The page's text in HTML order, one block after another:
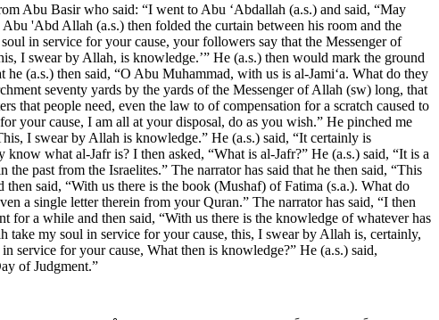
Abu Basir who said: “I went to Abu ‘Abdallah (a.s.) and said, “May
'Abd Allah (a.s.) then folded the curtain between his room and the
in service for your cause, your followers say that the Messenger of
I swear by Allah, is knowledge.’” He (a.s.) then would mark the ground
(a.s.) then said, “O Abu Muhammad, with us is al-Jami‘a. What do they
seventy yards by the yards of the Messenger of Allah (sw) long, that
people need, even the law to of compensation for a scratch caused to
your cause, I am all at your disposal, do as you wish.” He pinched me
I swear by Allah is knowledge.” He (a.s.) said, “It certainly is
what al-Jafr is? I then asked, “What is al-Jafr?” He (a.s.) said, “It is a
past from the Israelites.” The narrator has said that he then said, “This
said, “With us there is the book (Mushaf) of Fatima (s.a.). What do
a single letter therein from your Quran.” The narrator has said, “I then
a while and then said, “With us there is the knowledge of whatever has
my soul in service for your cause, this, I swear by Allah is, certainly,
service for your cause, What then is knowledge?” He (a.s.) said,
of Judgment.”